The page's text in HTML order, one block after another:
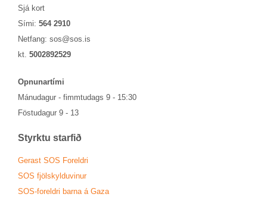
Sjá kort
Sími: 564 2910
Netfang: sos@sos.is
kt. 5002892529
Opn­un­ar­tími
Mánu­dag­ur - fimmtu­dags 9 - 15:30
Föstu­dag­ur 9 - 13
Styrktu starf­ið
Ger­ast SOS For­eldri
SOS fjöl­skyldu­vin­ur
SOS-for­eldri barna á Gaza